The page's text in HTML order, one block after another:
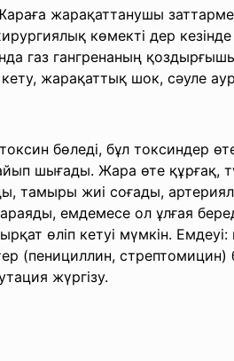
жарақаттанушы
көмекті дер
газ гангренаның
жарақаттық шок, сәуле
бөледі, бұл токсиндер
шығады. Жара өте құрғақ,
тамыры жиі соғады,
емдемесе ол ұлғая
өліп кетуі мүмкін.
(пенициллин, стрептомицин)
жүргізу.